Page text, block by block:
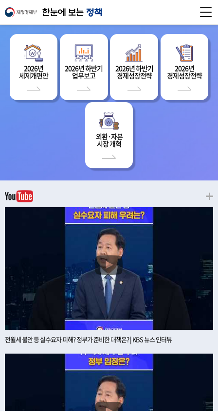
2026년
세제개편안
2026년 하반기
업무보고
2026년 하반기
경제성장전략
2026년
경제성장전략
외환·자본
시장 개혁
전월세 불안 등 실수요자 피해? 정부가 준비한 대책은? | KBS 뉴스 인터뷰